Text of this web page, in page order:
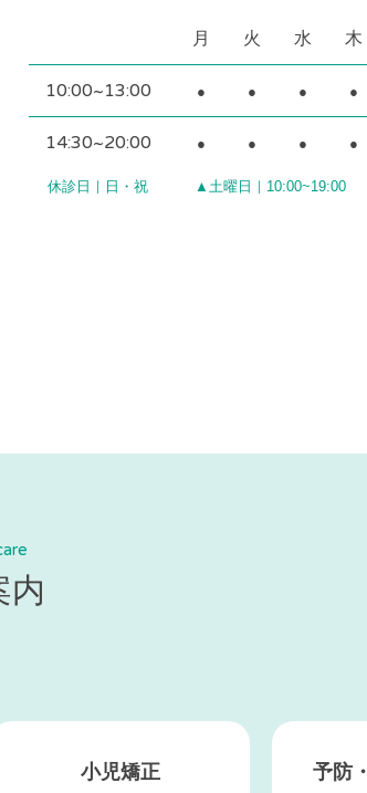
月 火 水 木
10:00~13:00 ● ● ● ●
14:30~20:00 ● ● ● ●
休診日｜日・祝 ▲土曜日｜10:00~19:00
内
小児矯正 予防・